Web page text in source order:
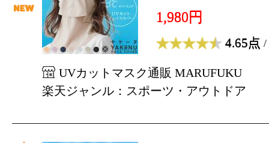
1,980円
4.65点 /
UVカットマスク通販 MARUFUKU
楽天ジャンル：スポーツ・アウトドア